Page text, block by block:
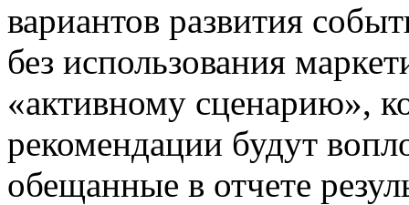
вариантов развития
без использования
«активному сценарию»,
рекомендации будут
обещанные в отчете